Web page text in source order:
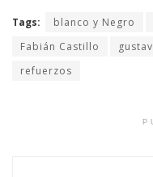
Tags: blanco y Negro
Fabián Castillo
refuerzos